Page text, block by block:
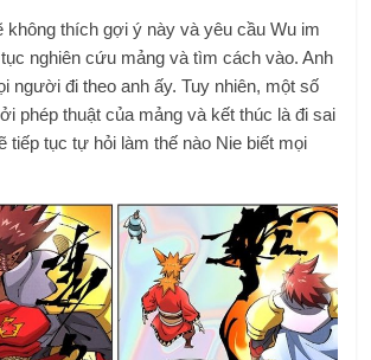
không thích gợi ý này và yêu cầu Wu im
nghiên cứu mảng và tìm cách vào. Anh
người đi theo anh ấy. Tuy nhiên, một số
phép thuật của mảng và kết thúc là đi sai
tiếp tục tự hỏi làm thế nào Nie biết mọi